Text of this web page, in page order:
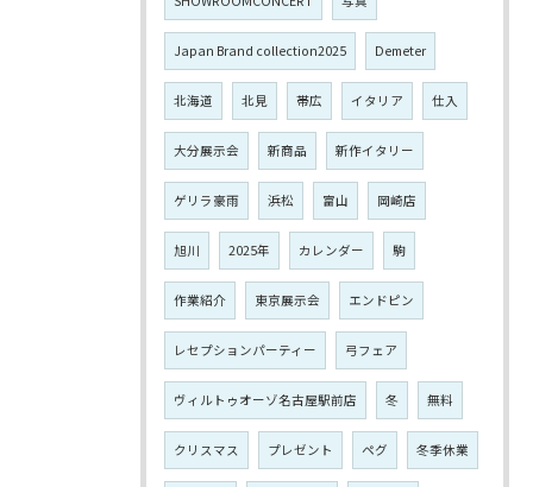
Japan Brand collection2025 Demeter
北海道 北見 帯広 イタリア 仕入
大分展示会 新商品 新作イタリー
ゲリラ豪雨 浜松 富山 岡崎店
旭川 2025年 カレンダー 駒
作業紹介 東京展示会 エンドピン
レセプションパーティー 弓フェア
ヴィルトゥオーゾ名古屋駅前店 冬 無料
クリスマス プレゼント ペグ 冬季休業